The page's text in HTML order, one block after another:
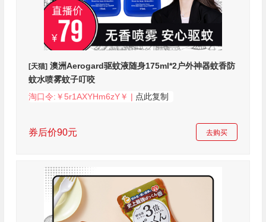
[天猫]澳洲Aerogard驱蚊液随身175ml*2户外神器蚊香防
蚊水喷雾蚊子叮咬
淘口令:￥5r1AXYHm6zY￥ | 点此复制
券后价90元 去购买